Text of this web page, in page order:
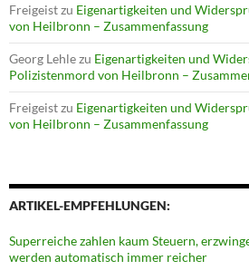
Freigeistzu Eigenartigkeiten und
von Heilbronn – Zusammenfassung
Georg Lehlezu Eigenartigkeiten und
Polizistenmord von Heilbronn –
Freigeistzu Eigenartigkeiten und
von Heilbronn – Zusammenfassung
ARTIKEL-EMPFEHLUNGEN:
Superreiche zahlen kaum Steuern,
werden automatisch immer reicher